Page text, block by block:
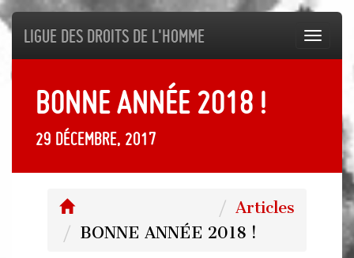
Ligue des droits de l'Homme
BONNE ANNÉE 2018 !
29 décembre, 2017
Articles
BONNE ANNÉE 2018 !